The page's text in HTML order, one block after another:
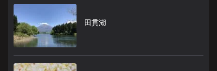
田貫湖